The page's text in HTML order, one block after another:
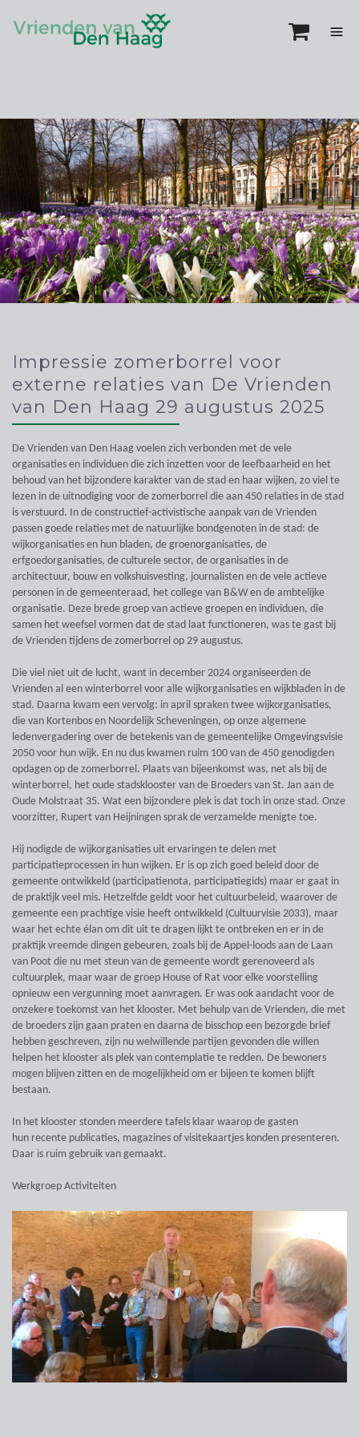
Impressie zomerborrel voor
externe relaties van De Vrienden
van Den Haag 29 augustus 2025
De Vrienden van Den Haag voelen zich verbonden met de vele
organisaties en individuen die zich inzetten voor de leefbaarheid en het
behoud van het bijzondere karakter van de stad en haar wijken, zo viel te
lezen in de uitnodiging voor de zomerborrel die aan 450 relaties in de stad
is verstuurd. In de constructief-activistische aanpak van de Vrienden
passen goede relaties met de natuurlijke bondgenoten in de stad: de
wijkorganisaties en hun bladen, de groenorganisaties, de
erfgoedorganisaties, de culturele sector, de organisaties in de
architectuur, bouw en volkshuisvesting, journalisten en de vele actieve
personen in de gemeenteraad, het college van B&W en de ambtelijke
organisatie. Deze brede groep van actieve groepen en individuen, die
samen het weefsel vormen dat de stad laat functioneren, was te gast bij
de Vrienden tijdens de zomerborrel op 29 augustus.
Die viel niet uit de lucht, want in december 2024 organiseerden de
Vrienden al een winterborrel voor alle wijkorganisaties en wijkbladen in de
stad. Daarna kwam een vervolg: in april spraken twee wijkorganisaties,
die van Kortenbos en Noordelijk Scheveningen, op onze algemene
ledenvergadering over de betekenis van de gemeentelijke Omgevingsvisie
2050 voor hun wijk. En nu dus kwamen ruim 100 van de 450 genodigden
opdagen op de zomerborrel. Plaats van bijeenkomst was, net als bij de
winterborrel, het oude stadsklooster van de Broeders van St. Jan aan de
Oude Molstraat 35. Wat een bijzondere plek is dat toch in onze stad. Onze
voorzitter, Rupert van Heijningen sprak de verzamelde menigte toe.
Hij nodigde de wijkorganisaties uit ervaringen te delen met
participatieprocessen in hun wijken. Er is op zich goed beleid door de
gemeente ontwikkeld (participatienota, participatiegids) maar er gaat in
de praktijk veel mis. Hetzelfde geldt voor het cultuurbeleid, waarover de
gemeente een prachtige visie heeft ontwikkeld (Cultuurvisie 2033), maar
waar het echte élan om dit uit te dragen lijkt te ontbreken en er in de
praktijk vreemde dingen gebeuren, zoals bij de Appel-loods aan de Laan
van Poot die nu met steun van de gemeente wordt gerenoveerd als
cultuurplek, maar waar de groep House of Rat voor elke voorstelling
opnieuw een vergunning moet aanvragen. Er was ook aandacht voor de
onzekere toekomst van het klooster. Met behulp van de Vrienden, die met
de broeders zijn gaan praten en daarna de bisschop een bezorgde brief
hebben geschreven, zijn nu welwillende partijen gevonden die willen
helpen het klooster als plek van contemplatie te redden. De bewoners
mogen blijven zitten en de mogelijkheid om er bijeen te komen blijft
bestaan.
In het klooster stonden meerdere tafels klaar waarop de gasten
hun recente publicaties, magazines of visitekaartjes konden presenteren.
Daar is ruim gebruik van gemaakt.
Werkgroep Activiteiten